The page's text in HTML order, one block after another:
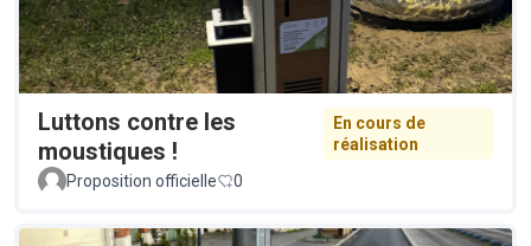
Luttons contre les
moustiques !
En cours de
réalisation
Proposition officielle
0